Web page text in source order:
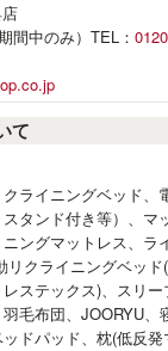
間中のみ）TEL：
て
ライニングベッド、
タンド付き等）、マ
ングマットレス、ラ
リクライニングベッ
ステックス)、スリ
毛布団、JOORYU
ッドパッド、枕(低反